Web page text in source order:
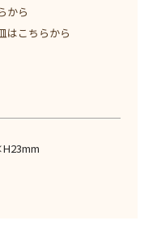
から
はこちらから